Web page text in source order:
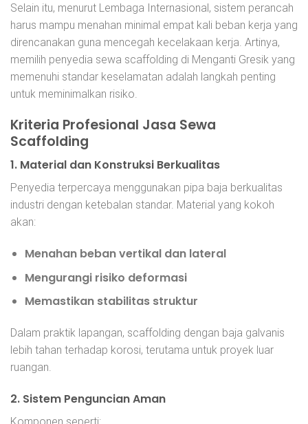
Selain itu, menurut Lembaga Internasional, sistem perancah
harus mampu menahan minimal empat kali beban kerja yang
direncanakan guna mencegah kecelakaan kerja. Artinya,
memilih penyedia sewa scaffolding di Menganti Gresik yang
memenuhi standar keselamatan adalah langkah penting
untuk meminimalkan risiko.
Kriteria Profesional Jasa Sewa
Scaffolding
1. Material dan Konstruksi Berkualitas
Penyedia terpercaya menggunakan pipa baja berkualitas
industri dengan ketebalan standar. Material yang kokoh
akan:
Menahan beban vertikal dan lateral
Mengurangi risiko deformasi
Memastikan stabilitas struktur
Dalam praktik lapangan, scaffolding dengan baja galvanis
lebih tahan terhadap korosi, terutama untuk proyek luar
ruangan.
2. Sistem Penguncian Aman